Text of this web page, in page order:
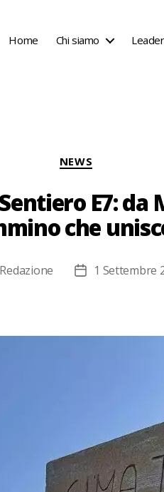
Home Chi siamo
Categorie
NEWS
E7: da
che
Redazione
Data1 Settembre